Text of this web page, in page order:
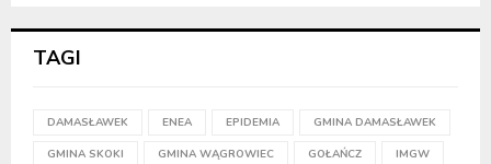
TAGI
DAMASŁAWEK ENEA EPIDEMIA GMINA DAMASŁAWEK
GMINA SKOKI GMINA WĄGROWIEC GOŁAŃCZ IMGW